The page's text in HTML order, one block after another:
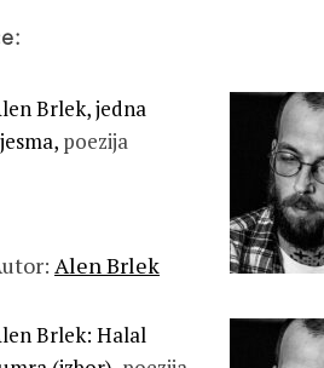
Brlek, jedna
poezija
Alen Brlek
Brlek: Halal